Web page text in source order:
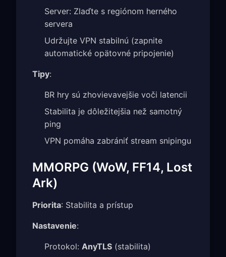
Server: Zlaďte s regiónom herného
servera
Udržujte VPN stabilnú (zapnite
automatické opätovné pripojenie)
Tipy:
BR hry sú zhovievavejšie voči latencii
Stabilita je dôležitejšia než samotný
ping
VPN pomáha zabrániť stream snipingu
MMORPG (WoW, FF14, Lost
Ark)
Priorita: Stabilita a prístup
Nastavenie:
Protokol: AnyTLS (stabilita)